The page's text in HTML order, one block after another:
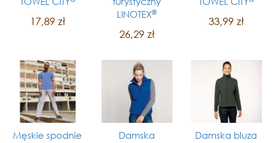
17,89 zł
LINOTEX®
26,29 zł
33,99 zł
Męskie spodnie
Damska
Damska bluza